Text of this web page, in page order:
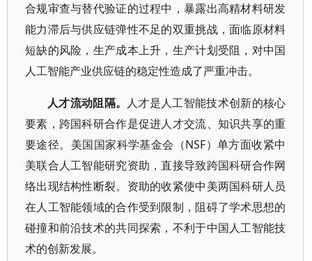
合规审查与替代验证的过程中，暴露出高精材料研发
能力滞后与供应链弹性不足的双重挑战，面临原材料
短缺的风险，生产成本上升，生产计划受阻，对中国
人工智能产业供应链的稳定性造成了严重冲击。
人才流动阻隔。 人才是人工智能技术创新的核心
要素，跨国科研合作是促进人才交流、知识共享的重
要途径。美国国家科学基金会（NSF）单方面收紧中
美联合人工智能研究资助，直接导致跨国科研合作网
络出现结构性断裂。资助的收紧使中美两国科研人员
在人工智能领域的合作受到限制，阻碍了学术思想的
碰撞和前沿技术的共同探索，不利于中国人工智能技
术的创新发展。